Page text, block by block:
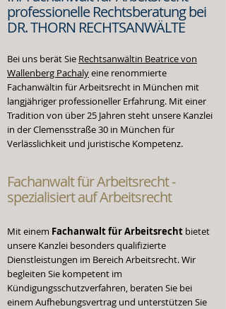
professionelle Rechtsberatung bei
DR. THORN RECHTSANWÄLTE
Bei uns berät Sie Rechtsanwältin Beatrice von
Wallenberg Pachalyeine renommierte
Fachanwältin für Arbeitsrecht in München mit
langjähriger professioneller Erfahrung. Mit einer
Tradition von über 25 Jahren steht unsere Kanzlei
in der Clemensstraße 30 in München für
Verlässlichkeit und juristische Kompetenz.
Fachanwaltfür Arbeitsrecht -
spezialisiertauf Arbeitsrecht
Mit einem Fachanwalt für Arbeitsrecht bietet
unsere Kanzlei besonders qualifizierte
Dienstleistungen im Bereich Arbeitsrecht. Wir
begleiten Sie kompetent im
Kündigungsschutzverfahren, beraten Sie bei
einem Aufhebungsvertrag und unterstützen Sie